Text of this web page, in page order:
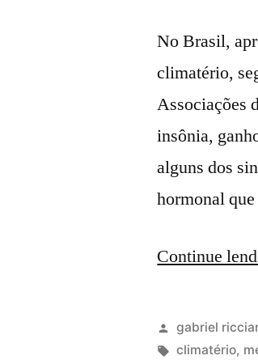
No Brasil,
climatério,
Associações
insônia,
alguns dos
hormonal
Continue
gabriel
climatério,